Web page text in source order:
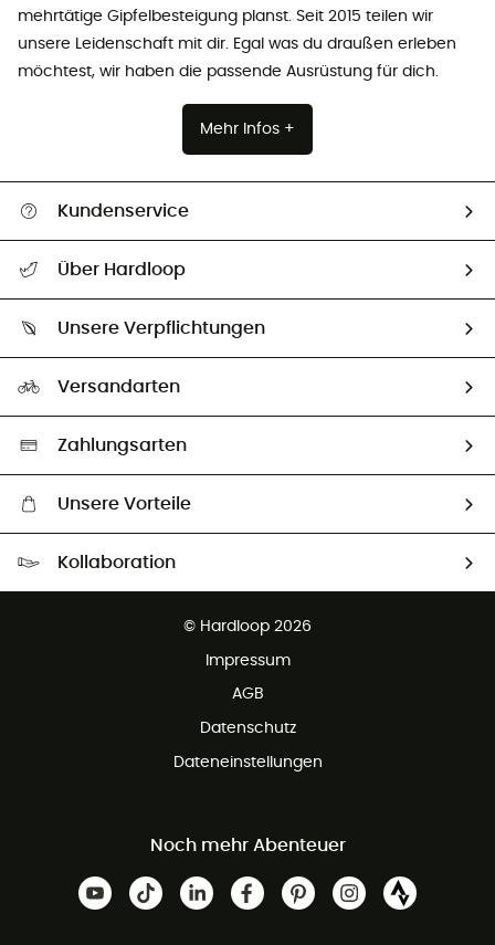
mehrtätige Gipfelbesteigung planst. Seit 2015 teilen wir
unsere Leidenschaft mit dir. Egal was du draußen erleben
möchtest, wir haben die passende Ausrüstung für dich.
Mehr Infos +
Kundenservice
Größentabelle
Vertrag widerrufen
Über Hardloop
Unsere Botschafter
Unsere Verpflichtungen
Auswahl an nachhaltigen Produkten
Versandarten
Zahlungsarten
Unsere Vorteile
Kollaboration
© Hardloop 2026
Impressum
AGB
Datenschutz
Dateneinstellungen
Noch mehr Abenteuer